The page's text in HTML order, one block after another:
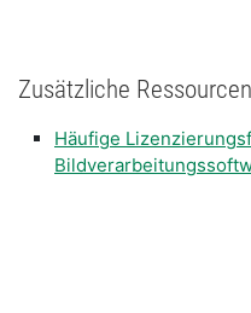
Zusätzliche Ressourcen
Häufige